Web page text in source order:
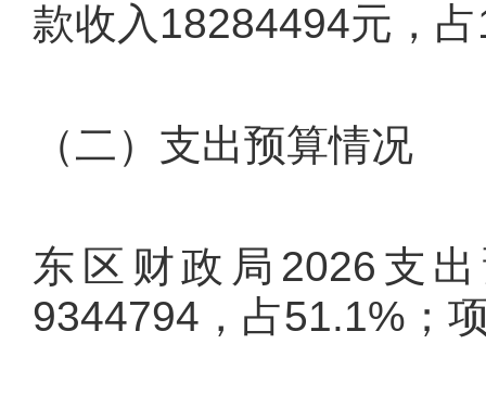
款收入18284494元，
（二）支出预算情况
东区财政局2026支
9344794，占51.1%；